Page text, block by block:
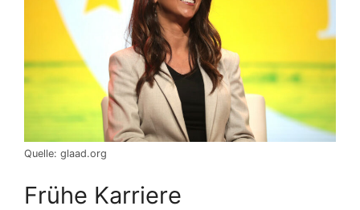
Quelle: glaad.org
Frühe Karriere